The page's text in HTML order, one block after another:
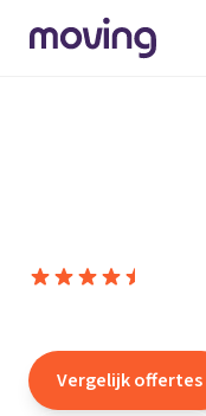
Vergelijk offertes